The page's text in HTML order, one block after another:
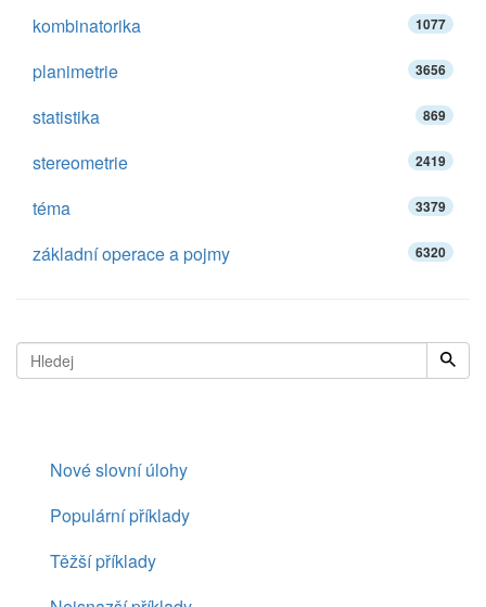
kombinatorika 1077
planimetrie 3656
statistika 869
stereometrie 2419
téma 3379
základní operace a pojmy 6320
Nové slovní úlohy
Populární příklady
Těžší příklady